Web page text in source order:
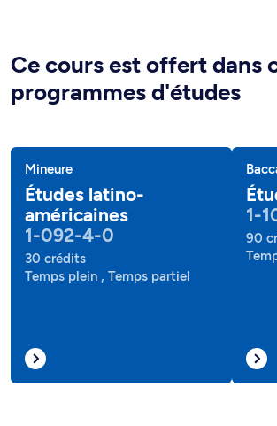
Ce cours est offert dans
programmes d'études
Mineure
Études latino-
américaines
1-092-4-0
30 crédits
Temps plein , Temps partiel
1-
90